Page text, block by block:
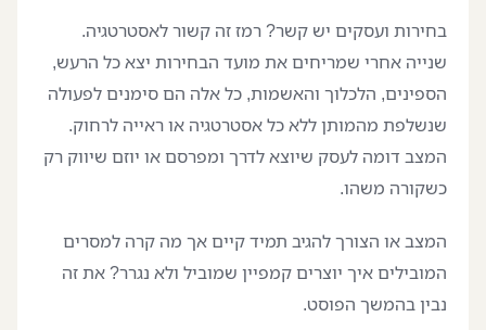
בחירות ועסקים יש קשר? רמז זה קשור לאסטרטגיה.
שנייה אחרי שמריחים את מועד הבחירות יצא כל הרעש,
הספינים, הלכלוך והאשמות, כל אלה הם סימנים לפעולה
שנשלפת מהמותן ללא כל אסטרטגיה או ראייה לרחוק.
המצב דומה לעסק שיוצא לדרך ומפרסם או יוזם שיווק רק
כשקורה משהו.
המצב או הצורך להגיב תמיד קיים אך מה קרה למסרים
המובילים איך יוצרים קמפיין שמוביל ולא נגרר? את זה
נבין בהמשך הפוסט.